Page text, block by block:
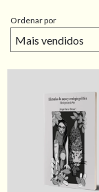
Ordenar por